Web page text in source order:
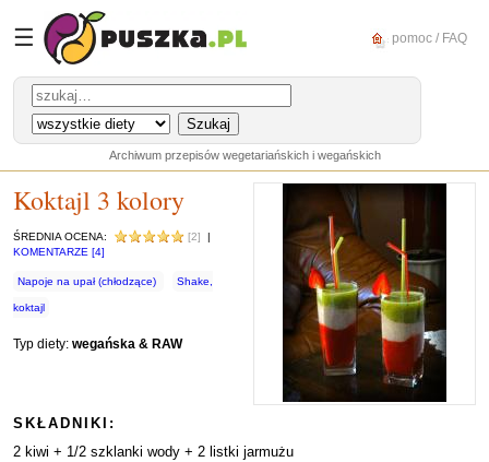
☰ pomoc / FAQ
Archiwum przepisów wegetariańskich i wegańskich
Koktajl 3 kolory
ŚREDNIA OCENA: [2]
|
KOMENTARZE [4]
Napoje na upał (chłodzące) Shake,
koktajl
Typ diety: wegańska & RAW
SKŁADNIKI:
2 kiwi + 1/2 szklanki wody + 2 listki jarmużu